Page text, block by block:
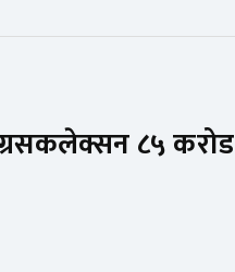
ग्रसकलेक्सन ८५ करोड